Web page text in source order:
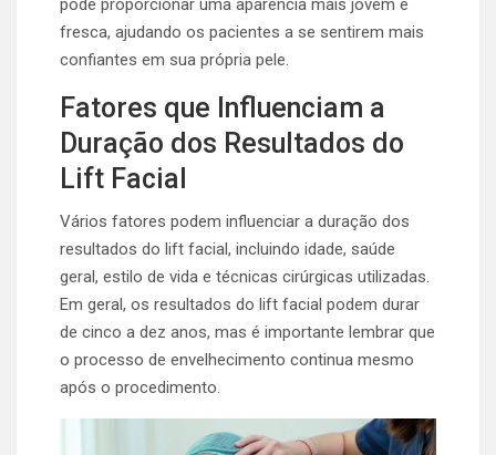
pode proporcionar uma aparência mais jovem e
fresca, ajudando os pacientes a se sentirem mais
confiantes em sua própria pele.
Fatores que Influenciam a
Duração dos Resultados do
Lift Facial
Vários fatores podem influenciar a duração dos
resultados do lift facial, incluindo idade, saúde
geral, estilo de vida e técnicas cirúrgicas utilizadas.
Em geral, os resultados do lift facial podem durar
de cinco a dez anos, mas é importante lembrar que
o processo de envelhecimento continua mesmo
após o procedimento.